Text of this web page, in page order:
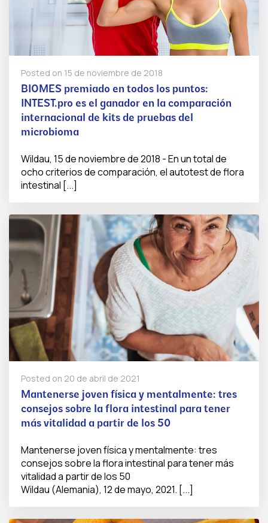
Posted on 15 de noviembre de 2018
BIOMES premiado en todos los puntos:
INTEST.pro es el ganador en la comparación
internacional de kits de pruebas del
microbioma
Wildau, 15 de noviembre de 2018 - En un total de
ocho criterios de comparación, el autotest de flora
intestinal [...]
Posted on 20 de abril de 2021
Mantenerse joven física y mentalmente: tres
consejos sobre la flora intestinal para tener
más vitalidad a partir de los 50
Mantenerse joven física y mentalmente: tres
consejos sobre la flora intestinal para tener más
vitalidad a partir de los 50
Wildau (Alemania), 12 de mayo, 2021. [...]